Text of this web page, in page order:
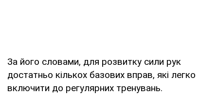
За його словами, для розвитку сили рук
достатньо кількох базових вправ, які легко
включити до регулярних тренувань.